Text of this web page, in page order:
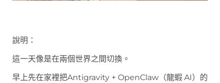
說明：
這一天像是在兩個世界之間切換。
早上先在家裡把Antigravity + OpenClaw（龍蝦 AI）的